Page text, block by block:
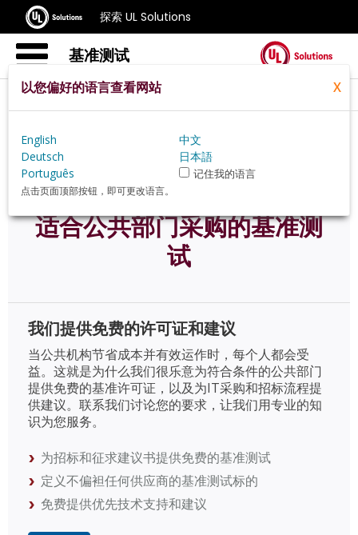
探索 UL Solutions
基准测试
Public Sector Procurement
适合公共部门采购的基准测
试
我们提供免费的许可证和建议
当公共机构节省成本并有效运作时，每个人都会受
益。这就是为什么我们很乐意为符合条件的公共部门
提供免费的基准许可证，以及为IT采购和招标流程提
供建议。联系我们讨论您的要求，让我们用专业的知
识为您服务。
为招标和征求建议书提供免费的基准测试
定义不偏袒任何供应商的基准测试标的
免费提供优先技术支持和建议
以您偏好的语言查看网站 X
English
中文
Deutsch
日本語
Português
记住我的语言
点击页面顶部按钮，即可更改语言。